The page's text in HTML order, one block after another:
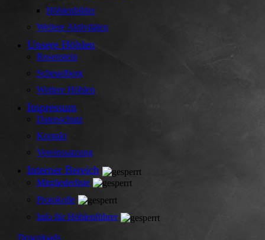
Höhlenbilder
Weitere Aktivitäten
Unsere Höhlen
Rosenstein
Scheuelberg
Weitere Höhlen
Impressum
Datenschutz
Kontakt
Vereinssatzung
Interner Bereich
Mitgliederliste
Protokolle
Info für Höhlenführer
Downloads